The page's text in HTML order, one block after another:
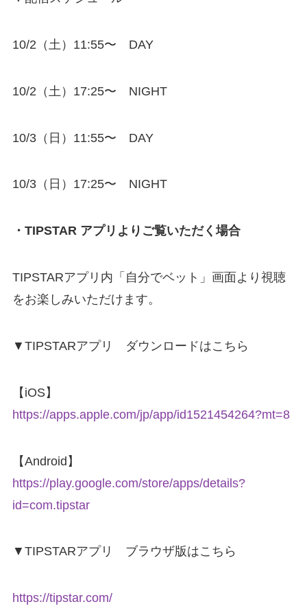
10/2（土）11:55〜 DAY
10/2（土）17:25〜 NIGHT
10/3（日）11:55〜 DAY
10/3（日）17:25〜 NIGHT
・TIPSTAR アプリよりご覧いただく場合
TIPSTARアプリ内「自分でベット」画面より視聴
をお楽しみいただけます。
▼TIPSTARアプリ ダウンロードはこちら
【iOS】
https://apps.apple.com/jp/app/id1521454264?mt=8
【Android】
https://play.google.com/store/apps/details?
id=com.tipstar
▼TIPSTARアプリ ブラウザ版はこちら
https://tipstar.com/